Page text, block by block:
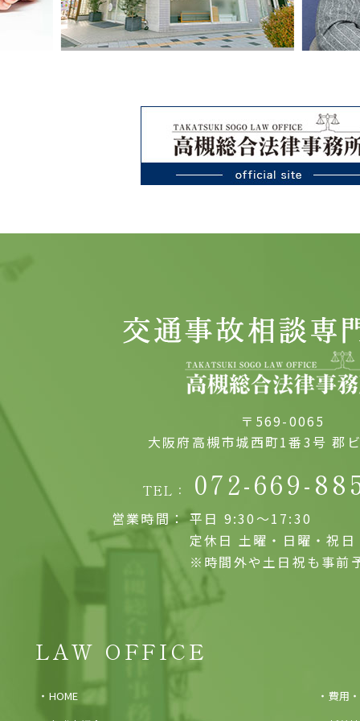
〒569-0065
大阪府高槻市城西町1番3号 郡
TEL： 072-669-
営業時間： 平日 9:30～17:30
定休日 土曜・日曜・祝日
※時間外や土日祝も事前
LAW OFFICE
HOME
費用